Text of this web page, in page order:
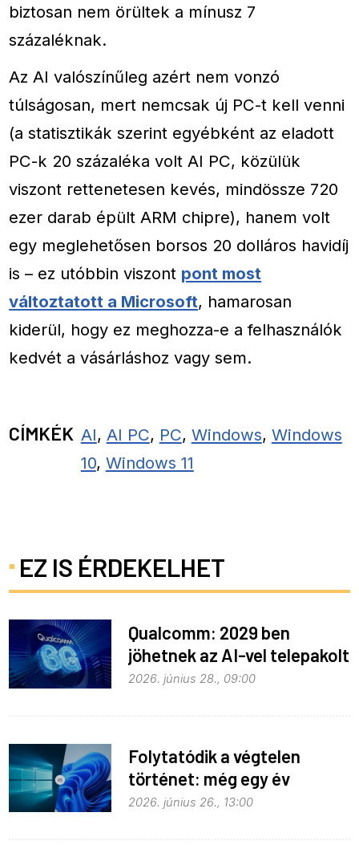
biztosan nem örültek a mínusz 7
százaléknak.
Az AI valószínűleg azért nem vonzó
túlságosan, mert nemcsak új PC-t kell venni
(a statisztikák szerint egyébként az eladott
PC-k 20 százaléka volt AI PC, közülük
viszont rettenetesen kevés, mindössze 720
ezer darab épült ARM chipre), hanem volt
egy meglehetősen borsos 20 dolláros havidíj
is – ez utóbbin viszont pont most
változtatott a Microsoft, hamarosan
kiderül, hogy ez meghozza-e a felhasználók
kedvét a vásárláshoz vagy sem.
CÍMKÉK AI, AI PC, PC, Windows, Windows
10, Windows 11
EZ IS ÉRDEKELHET
Qualcomm: 2029 ben
jöhetnek az AI-vel telepakolt
6G-s telefonok
2026. június 28., 09:00
Folytatódik a végtelen
történet: még egy év
haladék a Windows 10-nek
2026. június 26., 13:00